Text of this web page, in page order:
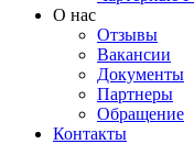
О нас
Отзывы
Вакансии
Документы
Партнеры
Обращение
Контакты